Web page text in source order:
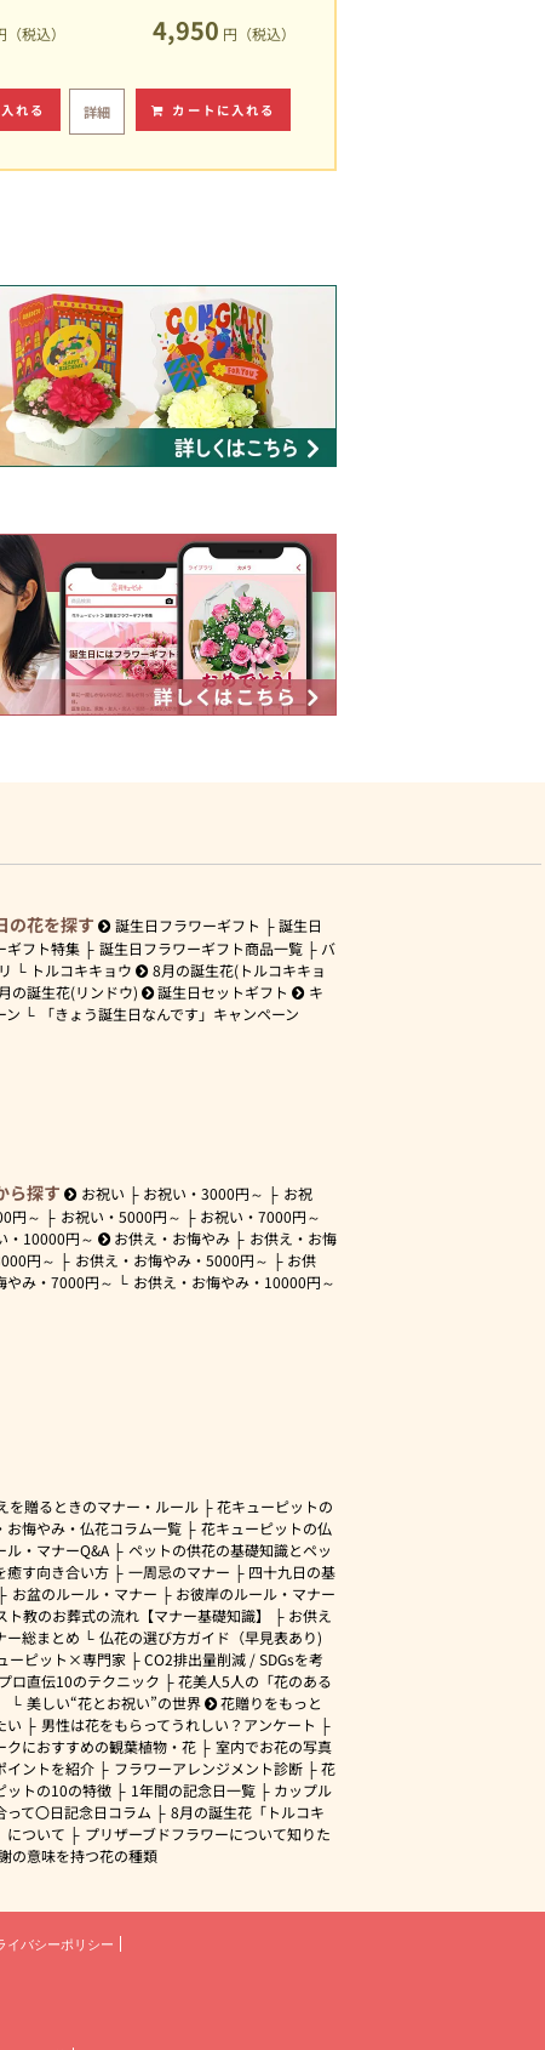
（税込）
れる
4,950 円（税込）
詳細 カートに入れる
の花を探す 誕生日フラワーギフト
誕生日
ギフト特集
誕生日フラワーギフト商品一覧
バ
トルコキキョウ
8月の誕生花(トルコキキョ
の誕生花(リンドウ) 誕生日セットギフト
キ
ン
「きょう誕生日なんです」キャンペーン
ら探す お祝い お祝い・3000円～
お祝
円～ お祝い・ 5000円～ お祝い・7000円～
・ 10000円～ お供え・お悔やみ
お供え・お悔
円～ お供え・お悔やみ・ 5000円～
お供
やみ・ 7000円～ お供え・お悔やみ・ 10000円～
を贈るときのマナー・ルール
花キューピットの
お悔やみ・仏花コラム一覧
花キューピットの仏
ル・マナーQ&A
ペットの供花の基礎知識とペッ
癒す向き合い方
一周忌のマナー
四十九日の基
お盆のルール・マナー
お彼岸のルール・マナー
ト教のお葬式の流れ【マナー基礎知識】
お供え
ー総まとめ
仏花の選び方ガイド（早見表あり)
ーピット×専門家
CO2排出量削減 / SDGsを考
プロ直伝10のテクニック
花美人5人の「花のある
美しい“花とお祝い”の世界
花贈りをもっと
い
男性は花をもらってうれしい？アンケート
クにおすすめの観葉植物・花
室内でお花の写真
イントを紹介
フラワーアレンジメント診断
花
ットの10の特徴
1年間の記念日一覧
カップル
って〇日記念日コラム
8月の誕生花「トルコキ
について
プリザーブドフラワーについて知りた
の意味を持つ花の種類
イバシーポリシー